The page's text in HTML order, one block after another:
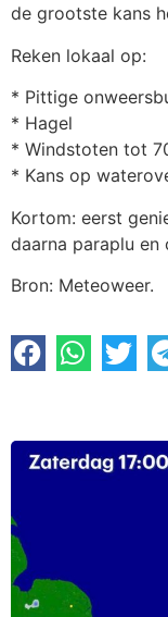
de grootste kans
Reken lokaal op:
* Pittige
* Hagel
* Windstoten tot
* Kans op
Kortom: eerst
daarna paraplu
Bron: Meteoweer.